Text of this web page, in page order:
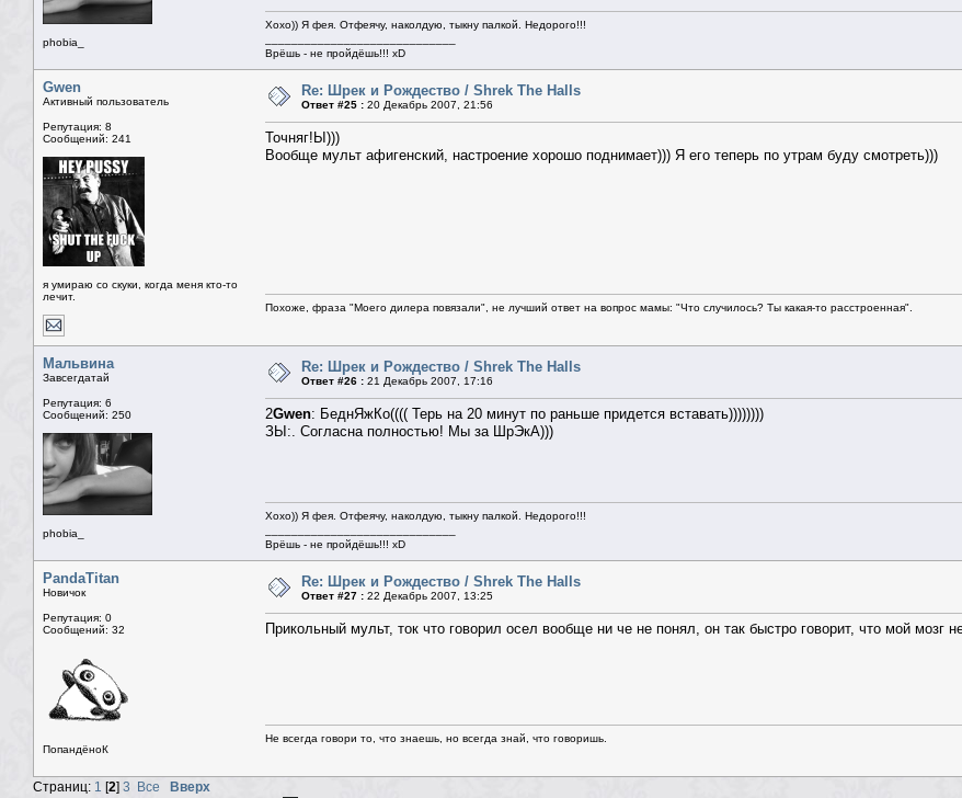
phobia_
Хохо)) Я фея. Отфеячу, наколдую, тыкну палкой. Недорого!!!
Врёшь - не пройдёшь!!! xD
Gwen
Активный пользователь
Репутация: 8
Сообщений: 241
я умираю со скуки, когда меня кто-то
лечит.
Re: Шрек и Рождество / Shrek The Halls
Ответ #25 : 20 Декабрь 2007, 21:56
Точняг!Ы)))
Вообще мульт афигенский, настроение хорошо поднимает))) Я его теперь по утрам буду смотреть)))
Похоже, фраза "Моего дилера повязали", не лучший ответ на вопрос мамы: "Что случилось? Ты какая-то расстроенная".
Мальвина
Завсегдатай
Репутация: 6
Сообщений: 250
phobia_
Re: Шрек и Рождество / Shrek The Halls
Ответ #26 : 21 Декабрь 2007, 17:16
2Gwen: БеднЯжКо(((( Терь на 20 минут по раньше придется вставать))))))))
ЗЫ:. Согласна полностью! Мы за ШрЭкА)))
Хохо)) Я фея. Отфеячу, наколдую, тыкну палкой. Недорого!!!
Врёшь - не пройдёшь!!! xD
PandaTitan
Новичок
Репутация: 0
Сообщений: 32
ПопандёноК
Re: Шрек и Рождество / Shrek The Halls
Ответ #27 : 22 Декабрь 2007, 13:25
Прикольный мульт, ток что говорил осел вообще ни че не понял, он так быстро говорит, что мой мозг
Не всегда говори то, что знаешь, но всегда знай, что говоришь.
Страниц: 1 [2] 3 Все Вверх